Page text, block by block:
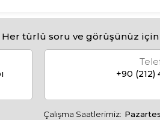
Her türlü soru ve görüşünüz
+90 (212)
Çalışma Saatlerimiz: